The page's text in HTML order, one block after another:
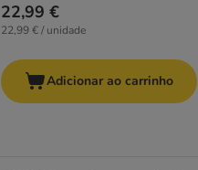
22,99 €
22,99 € / unidade
Adicionar ao carrinho